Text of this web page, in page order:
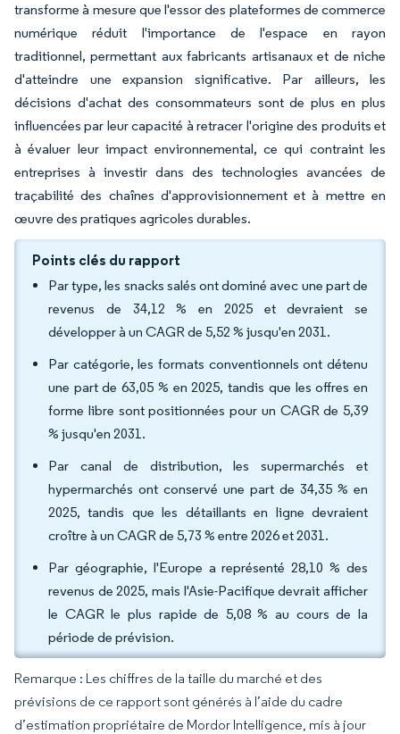
transforme à mesure que l'essor des plateformes de commerce
numérique réduit l'importance de l'espace en rayon
traditionnel, permettant aux fabricants artisanaux et de niche
d'atteindre une expansion significative. Par ailleurs, les
décisions d'achat des consommateurs sont de plus en plus
influencées par leur capacité à retracer l'origine des produits et
à évaluer leur impact environnemental, ce qui contraint les
entreprises à investir dans des technologies avancées de
traçabilité des chaînes d'approvisionnement et à mettre en
œuvre des pratiques agricoles durables.
Points clés du rapport
Par type, les snacks salés ont dominé avec une part de
revenus de 34,12 % en 2025 et devraient se
développer à un CAGR de 5,52 % jusqu'en 2031.
Par catégorie, les formats conventionnels ont détenu
une part de 63,05 % en 2025, tandis que les offres en
forme libre sont positionnées pour un CAGR de 5,39
% jusqu'en 2031.
Par canal de distribution, les supermarchés et
hypermarchés ont conservé une part de 34,35 % en
2025, tandis que les détaillants en ligne devraient
croître à un CAGR de 5,73 % entre 2026 et 2031.
Par géographie, l'Europe a représenté 28,10 % des
revenus de 2025, mais l'Asie-Pacifique devrait afficher
le CAGR le plus rapide de 5,08 % au cours de la
période de prévision.
Remarque : Les chiffres de la taille du marché et des
prévisions de ce rapport sont générés à l’aide du cadre
d’estimation propriétaire de Mordor Intelligence, mis à jour